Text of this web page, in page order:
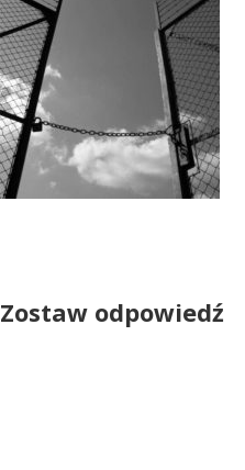
Zostaw odpowiedź